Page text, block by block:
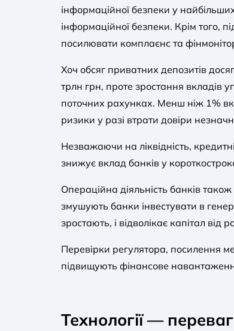
інформаційної безпеки у
інформаційної безпеки. Крім того,
посилювати комплаєнс та
Хоч обсяг приватних депозитів
трлн грн, проте зростання вкладів
поточних рахунках. Менш ніж 1%
ризики у разі втрати довіри
Незважаючи на ліквідність,
знижує вклад банків у
Операційна діяльність банків
змушують банки інвестувати в
зростають, і відволікає капітал
Перевірки регулятора, посилення
підвищують фінансове
Технології —